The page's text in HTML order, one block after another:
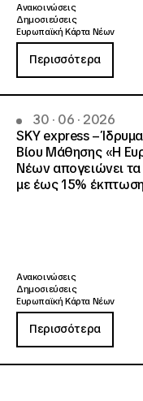
Ανακοινώσεις
Δημοσιεύσεις
Ευρωπαϊκή Κάρτα Νέων
Περισσότερα
30 · 06 · 2026
SKY express –
Βίου Μάθησης «Η
Νέων απογειώνει
με έως 15%
Ανακοινώσεις
Δημοσιεύσεις
Ευρωπαϊκή Κάρτα Νέων
Περισσότερα